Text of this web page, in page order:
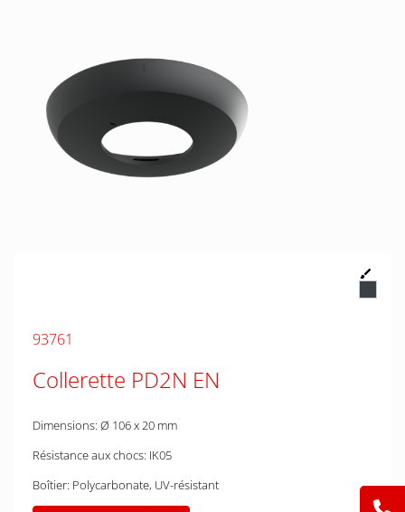
93761
Collerette PD2N EN
Dimensions: Ø 106 x 20 mm
Résistance aux chocs: IK05
Boîtier: Polycarbonate, UV-résistant